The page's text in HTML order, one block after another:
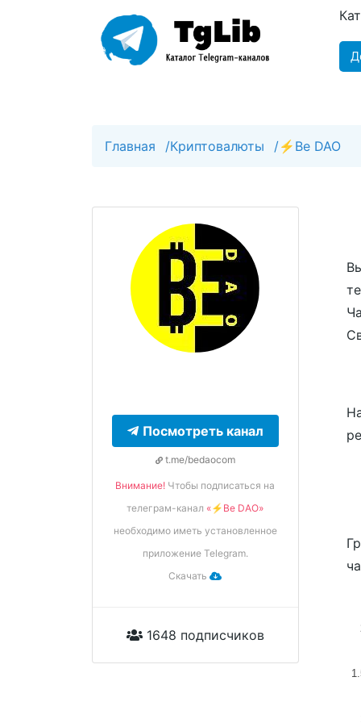
Главная /Криптовалюты /⚡️Be DAO
Посмотреть канал
t.me/bedaocom
Внимание! Чтобы подписаться на
телеграм-канал «⚡️Be DAO»
необходимо иметь установленное
приложение Telegram.
Скачать
1648 подписчиков